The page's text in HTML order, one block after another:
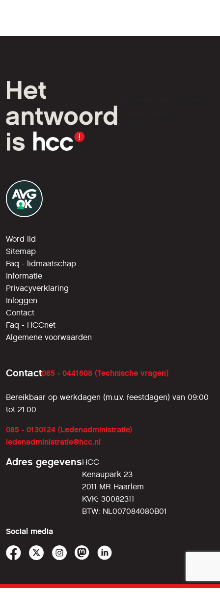
liefhebbers.
Word lid
Sitemap
Faq - lidmaatschap
Informatie
Privacyverklaring
Inloggen
Contact
Faq - HCCnet
Algemene voorwaarden
Contact085 - 0441808 (Technische vragen)
Bereikbaar op werkdagen (m.u.v. feestdagen) van 09:00
tot 21:00
085 - 0130124 (Ledenadministratie)
ledenadministratie@hcc.nl
Adres gegevensHCC
Kenaupark 23
2011 MR Haarlem
KVK: 30082311
BTW: NL007084080B01
Social media